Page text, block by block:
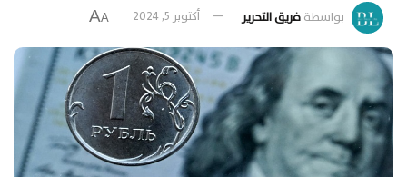
بواسطةفريق التحرير أكتوبر 5, 2024 A
A